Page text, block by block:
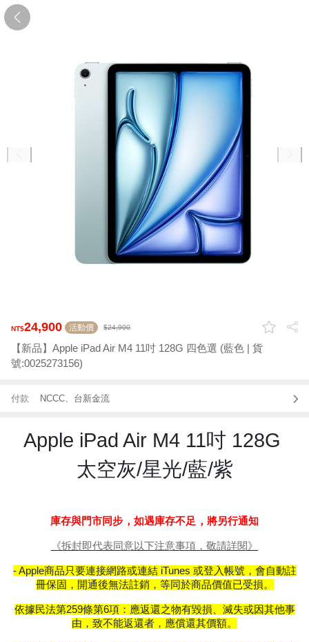
24,900 活動價 24,900
【新品】Apple iPad Air M4 11吋 128G 四色選 (藍色 | 貨
號:0025273156)
付款 NCCC、台新金流
Apple iPad Air M4 11吋 128G
太空灰/星光/藍/紫
庫存與門市同步，如遇庫存不足，將另行通知
《拆封即代表同意以下注意事項，敬請詳閱》
- Apple商品只要連接網路或連結iTunes 或登入帳號，會自動註
冊保固，開通後無法註銷，等同於商品價值已受損。
依據民法第259條第6項：應返還之物有毀損、滅失或因其他事
由，致不能返還者，應償還其價額。